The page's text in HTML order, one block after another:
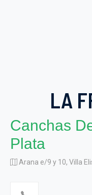
LA
Canchas
Plata
Arana e/9 y 10, Villa